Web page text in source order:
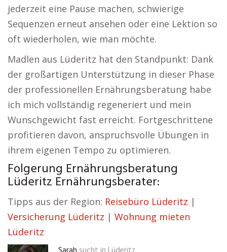
jederzeit eine Pause machen, schwierige
Sequenzen erneut ansehen oder eine Lektion so
oft wiederholen, wie man möchte.
Madlen aus Lüderitz hat den Standpunkt: Dank
der großartigen Unterstützung in dieser Phase
der professionellen Ernährungsberatung habe
ich mich vollständig regeneriert und mein
Wunschgewicht fast erreicht. Fortgeschrittene
profitieren davon, anspruchsvolle Übungen in
ihrem eigenen Tempo zu optimieren.
Folgerung Ernährungsberatung
Lüderitz Ernährungsberater:
Tipps aus der Region: Reisebüro Lüderitz |
Versicherung Lüderitz | Wohnung mieten
Lüderitz